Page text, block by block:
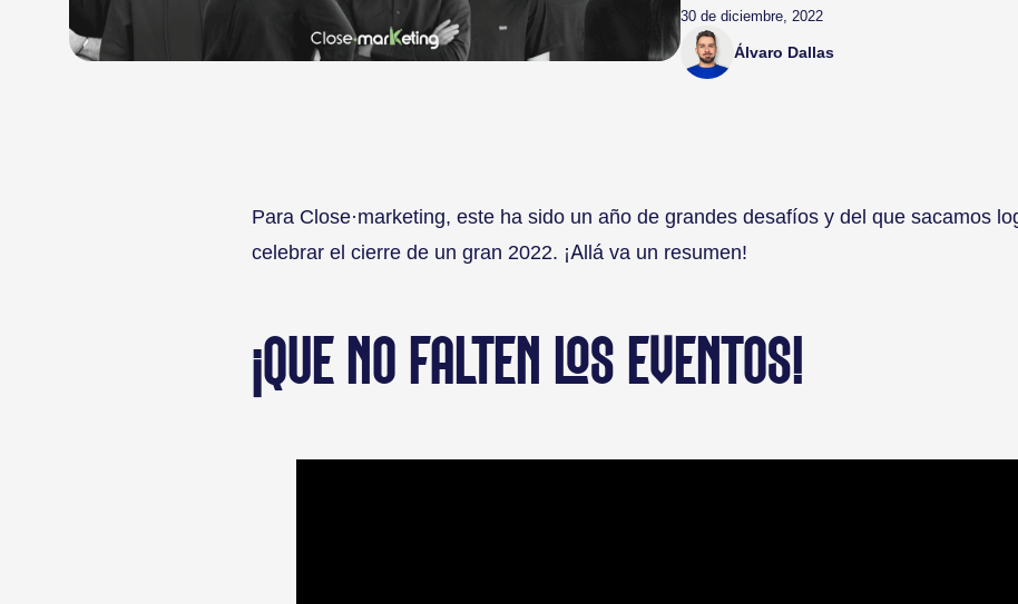
30 de diciembre, 2022
Álvaro Dallas
Para Close·marketing, este ha sido un año de grandes desafíos y del que sacamos
celebrar el cierre de un gran 2022. ¡Allá va un resumen!
¡QUE NO FALTEN LOS EVENTOS!